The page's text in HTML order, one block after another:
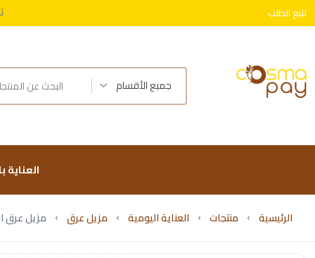
تتبع الطلب
جميع الأقسام
العناية
الرئيسية منتجات العناية اليومية مزيل عرق مزيل عرق